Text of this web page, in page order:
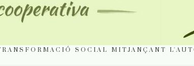
SOCIAL MITJANÇANT